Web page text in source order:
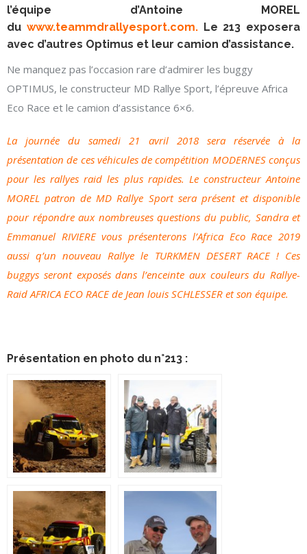
l’équipe d’Antoine MOREL
du www.teammdrallyesport.com. Le 213 exposera
avec d’autres Optimus et leur camion d’assistance.
Ne manquez pas l’occasion rare d’admirer les buggy
OPTIMUS, le constructeur MD Rallye Sport, l’épreuve Africa
Eco Race et le camion d’assistance 6×6.
La journée du samedi 21 avril 2018 sera réservée à la
présentation de ces véhicules de compétition MODERNES conçus
pour les rallyes raid les plus rapides. Le constructeur Antoine
MOREL patron de MD Rallye Sport sera présent et disponible
pour répondre aux nombreuses questions du public, Sandra et
Emmanuel RIVIERE vous présenterons l’Africa Eco Race 2019
aussi q’un nouveau Rallye le TURKMEN DESERT RACE ! Ces
buggys seront exposés dans l’enceinte aux couleurs du Rallye-
Raid AFRICA ECO RACE de Jean louis SCHLESSER et son équipe.
Présentation en photo du n°213 :